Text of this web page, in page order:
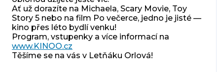
Ať už dorazíte na Michaela, Scary Movie, Toy
Story 5 nebo na film Po večerce, jedno je jisté —
kino přes léto bydlí venku!
Program, vstupenky a více informací na
www.KINOO.cz
Těšíme se na vás v Letňáku Orlová!